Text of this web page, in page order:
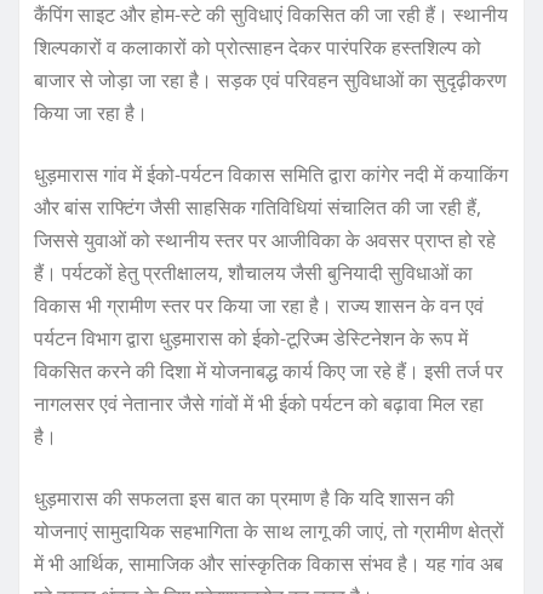
कैंपिंग साइट और होम-स्टे की सुविधाएं विकसित की जा रही हैं। स्थानीय
शिल्पकारों व कलाकारों को प्रोत्साहन देकर पारंपरिक हस्तशिल्प को
बाजार से जोड़ा जा रहा है। सड़क एवं परिवहन सुविधाओं का सुदृढ़ीकरण
किया जा रहा है।
धुड़मारास गांव में ईको-पर्यटन विकास समिति द्वारा कांगेर नदी में कयाकिंग
और बांस राफ्टिंग जैसी साहसिक गतिविधियां संचालित की जा रही हैं,
जिससे युवाओं को स्थानीय स्तर पर आजीविका के अवसर प्राप्त हो रहे
हैं। पर्यटकों हेतु प्रतीक्षालय, शौचालय जैसी बुनियादी सुविधाओं का
विकास भी ग्रामीण स्तर पर किया जा रहा है। राज्य शासन के वन एवं
पर्यटन विभाग द्वारा धुड़मारास को ईको-टूरिज्म डेस्टिनेशन के रूप में
विकसित करने की दिशा में योजनाबद्ध कार्य किए जा रहे हैं। इसी तर्ज पर
नागलसर एवं नेतानार जैसे गांवों में भी ईको पर्यटन को बढ़ावा मिल रहा
है।
धुड़मारास की सफलता इस बात का प्रमाण है कि यदि शासन की
योजनाएं सामुदायिक सहभागिता के साथ लागू की जाएं, तो ग्रामीण क्षेत्रों
में भी आर्थिक, सामाजिक और सांस्कृतिक विकास संभव है। यह गांव अब